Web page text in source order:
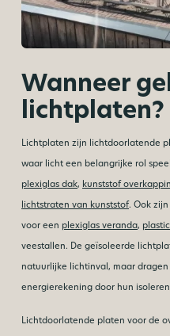
Wanneer
lichtplaten?
Lichtplaten zijn lichtdoorlatende
waar licht een belangrijke rol
plexiglas dak, kunststof
lichtstraten van kunststof. Ook
voor een plexiglas veranda,
veestallen. De geïsoleerde
natuurlijke lichtinval, maar
energierekening door hun
Lichtdoorlatende platen voor de